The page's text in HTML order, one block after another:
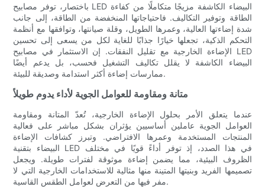
باختصار، توفر مصابيح LED البيضاء الكاشفة مزيجًا متكاملًا من كفاءة
الطاقة وتوفير التكاليف. فاحتياجاتها المنخفضة من الطاقة، إلى جانب
شدة إضاءتها العالية، وعمرها الطويل، وقلة صيانتها، وتوافقها مع أنظمة
التحكم الذكية، تجعلها خيارًا جذابًا للغاية لكل من يسعى إلى تحسين
الإضاءة الخارجية مع تقليل النفقات. إن الاستثمار في مصابيح LED
البيضاء الكاشفة لا يقلل تكاليف التشغيل فحسب، بل يدعم أيضًا
ممارسات إضاءة أكثر استدامة وصديقة للبيئة.
متانة ومقاومة للعوامل الجوية لأداء يدوم طويلاً
عندما يتعلق الأمر بحلول الإضاءة الخارجية، تُعدّ المتانة ومقاومة
العوامل الجوية عاملين أساسيين يؤثران بشكل مباشر على فعالية
المنتجات المستخدمة وعمرها الافتراضي. وتبرز كشافات الإضاءة
البيضاء بتقنية LED في هذا الصدد، إذ توفر أداءً قويًا في مختلف
الظروف البيئية، مما يضمن إضاءة موثوقة لفترات طويلة. ويجعل
تصميمها الفريد وبنيتها المتينة منها مثالية للاستخدامات الخارجية التي لا
مفر فيها من التعرض لعوامل الطقس القاسية.